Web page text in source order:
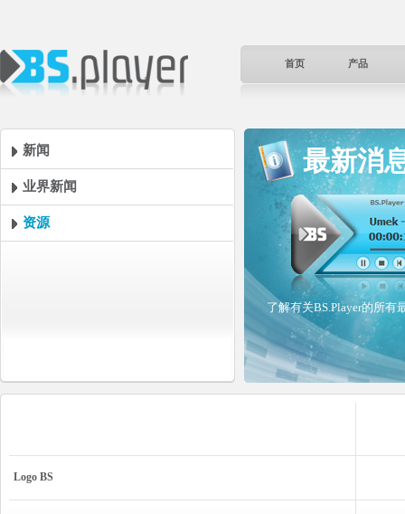
首页 产品
新闻
业界新闻
资源
最新消
了解有关BS.Player的所有
Logo BS